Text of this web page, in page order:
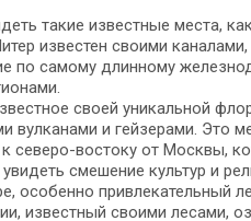
такие известные места,
известен своими
по самому длинному
своей уникальной
вулканами и гейзерами. Это
северо-востоку от Москвы,
смешение культур и
особенно привлекательный
известный своими лесами,